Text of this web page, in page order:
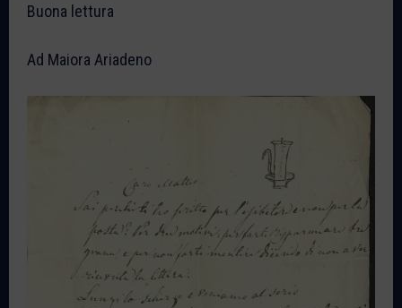
Buona lettura
Ad Maiora Ariadeno